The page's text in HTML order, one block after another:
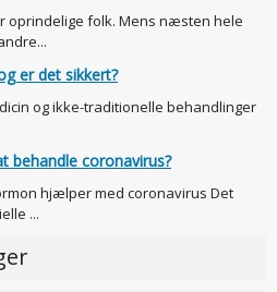
oprindelige folk. Mens næsten hele
er det sikkert?
og ikke-traditionelle behandlinger
behandle coronavirus?
hjælper med coronavirus Det
...